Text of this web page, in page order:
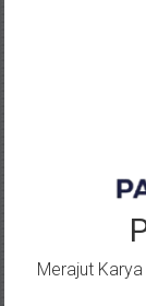
Merajut